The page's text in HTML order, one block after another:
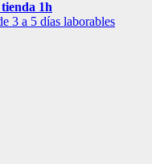
1h
3 a 5 días laborables